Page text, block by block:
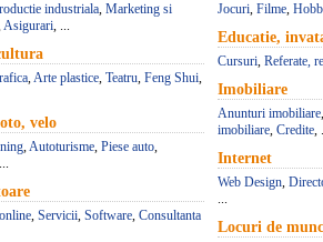
industriala, Marketing si
Asigurari, ...
,Arte plastice, Teatru, Feng Shui,
velo
,Autoturisme, Piese auto,
, Servicii, Software, Consultanta
Jocuri, Filme,
Educatie,
Cursuri, Referate,
Imobiliare
Anunturi imobiliare
imobiliare, Credite,
Internet
Web Design,
...
Locuri de